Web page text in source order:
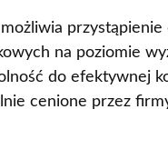
przystąpienie
na poziomie
do efektywnej
cenione przez